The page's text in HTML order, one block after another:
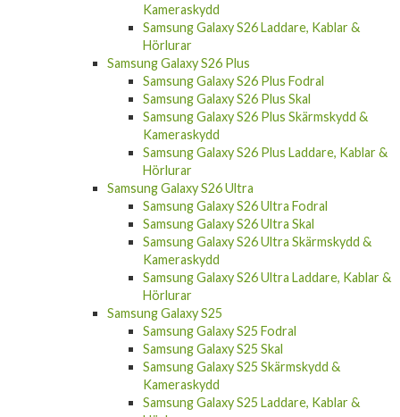
Kameraskydd
Samsung Galaxy S26 Laddare, Kablar &
Hörlurar
Samsung Galaxy S26 Plus
Samsung Galaxy S26 Plus Fodral
Samsung Galaxy S26 Plus Skal
Samsung Galaxy S26 Plus Skärmskydd &
Kameraskydd
Samsung Galaxy S26 Plus Laddare, Kablar &
Hörlurar
Samsung Galaxy S26 Ultra
Samsung Galaxy S26 Ultra Fodral
Samsung Galaxy S26 Ultra Skal
Samsung Galaxy S26 Ultra Skärmskydd &
Kameraskydd
Samsung Galaxy S26 Ultra Laddare, Kablar &
Hörlurar
Samsung Galaxy S25
Samsung Galaxy S25 Fodral
Samsung Galaxy S25 Skal
Samsung Galaxy S25 Skärmskydd &
Kameraskydd
Samsung Galaxy S25 Laddare, Kablar &